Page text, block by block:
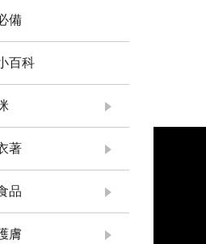
備
百科
著
品
膚